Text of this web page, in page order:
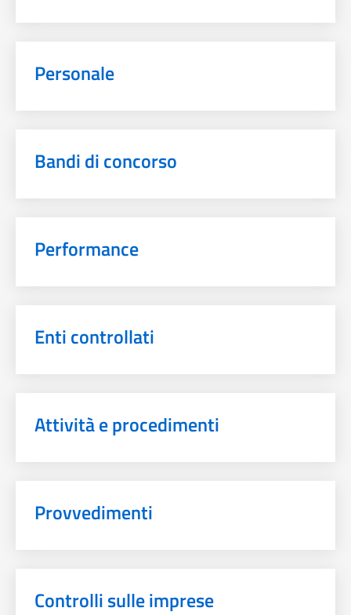
Personale
Bandi di concorso
Performance
Enti controllati
Attività e procedimenti
Provvedimenti
Controlli sulle imprese